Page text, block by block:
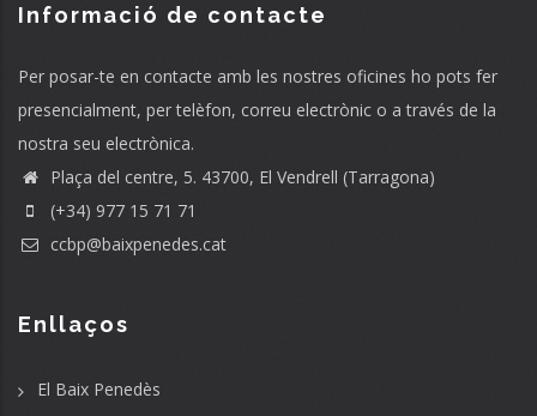
Informació de contacte
Per posar-te en contacte amb les nostres oficines ho pots fer
presencialment, per telèfon, correu electrònic o a través de la
nostra seu electrònica.
Plaça del centre, 5. 43700, El Vendrell (Tarragona)
(+34) 977 15 71 71
ccbp@baixpenedes.cat
Enllaços
El Baix Penedès